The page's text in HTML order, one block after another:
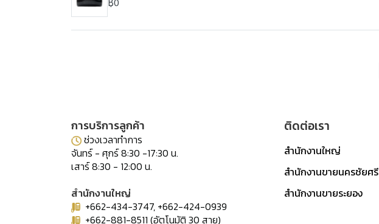
การบริการลูกค้า
ช่วงเวลาทำการ
จันทร์ - ศุกร์ 8:30 -17:30 น.
เสาร์ 8:30 - 12:00 น.
สำนักงานใหญ่
+662-434-3747, +662-424-0939
+662-881-8511 (อัตโนมัติ 30 สาย)
ติดต่อเรา
สำนักงานใหญ่
สำนักงานขายนครชัยศรี
สำนักงานขายระยอง